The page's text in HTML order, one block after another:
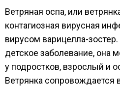
Ветряная оспа, или
контагиозная вирусная
вирусом варицелла-
детское заболевание, она
у подростков, взрослый и
Ветрянка